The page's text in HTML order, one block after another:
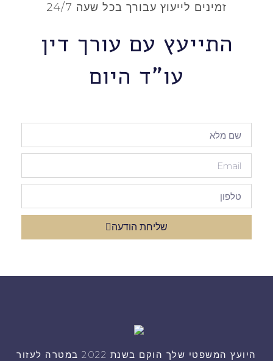
זמינים לייעוץ עבורך בכל שעה 24/7
התייעץ עם עורך דין
עו"ד היום
שליחת הודעה
היועץ המשפטי שלך הוקם בשנת 2022 במטרה לעזור